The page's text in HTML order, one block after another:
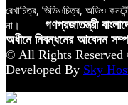
রেখাচিত্র, ভিডিওচিত্র, অডিও
না।
গণপ্রজাতন্ত্রী
অধীনে নিবন্ধনের আবেদন
© All Rights
Developed By Sky